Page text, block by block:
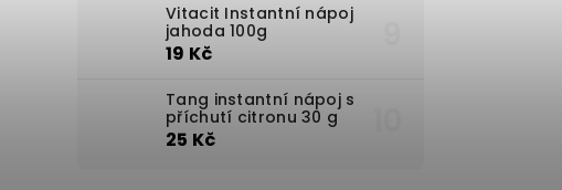
Vitacit Instantní nápoj
jahoda 100g
19 Kč
Tang instantní nápoj s
příchutí citronu 30 g
25 Kč